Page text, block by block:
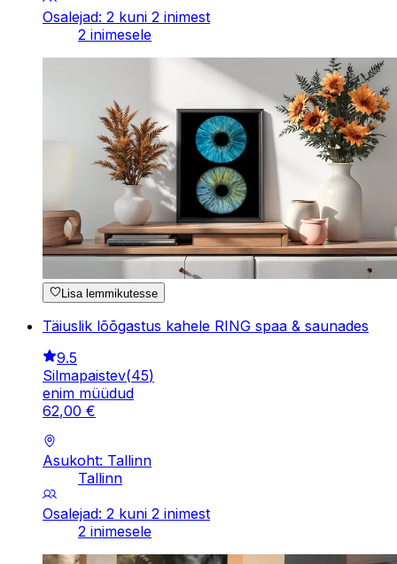
Osalejad: 2 kuni 2 inimest
2 inimesele
Lisa lemmikutesse
Täiuslik lõõgastus kahele RING spaa & saunades
9.5
Silmapaistev(45)
enim müüdud
62,00 €
Asukoht: Tallinn
Tallinn
Osalejad: 2 kuni 2 inimest
2 inimesele